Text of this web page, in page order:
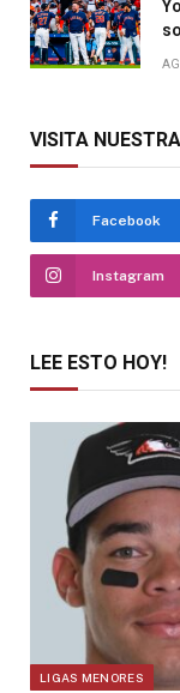
VISITA
Facebook
Instagram
LEE ESTO HOY!
LIGAS MENORES